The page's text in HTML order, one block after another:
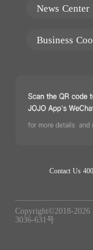
News Center
Business
Contact Us
Copyright©2018-2026
3036-631号